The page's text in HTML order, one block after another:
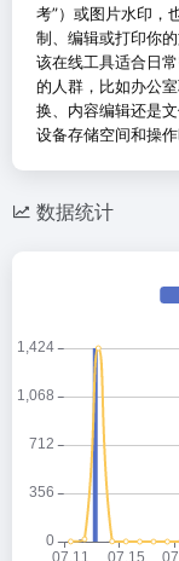
考”）或图片水印，
制、编辑或打印你的
该在线工具适合日
的人群，比如办公
换、内容编辑还是
设备存储空间和操作
数据统计